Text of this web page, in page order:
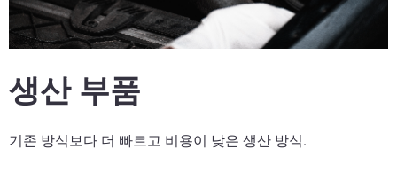
생산 부품
기존 방식보다 더 빠르고 비용이 낮은 생산 방식.